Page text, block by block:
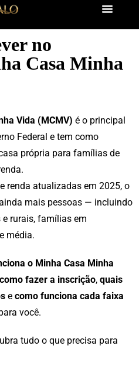
no
Casa Minha
Vida (MCMV) é o principal
Federal e tem como
própria para famílias de
renda atualizadas em 2025, o
mais pessoas — incluindo
rurais, famílias em
média.
o Minha Casa Minha
como fazer a inscrição, quais
e como funciona cada faixa
você.
tudo o que precisa para